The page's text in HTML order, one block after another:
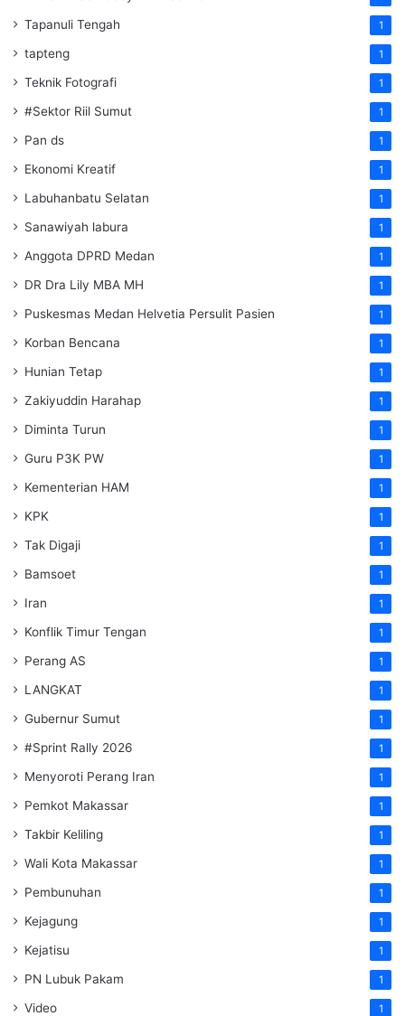
Tapanuli Tengah 1
tapteng 1
Teknik Fotografi 1
#Sektor Riil Sumut 1
Pan ds 1
Ekonomi Kreatif 1
Labuhanbatu Selatan 1
Sanawiyah labura 1
Anggota DPRD Medan 1
DR Dra Lily MBA MH 1
Puskesmas Medan Helvetia Persulit Pasien 1
Korban Bencana 1
Hunian Tetap 1
Zakiyuddin Harahap 1
Diminta Turun 1
Guru P3K PW 1
Kementerian HAM 1
KPK 1
Tak Digaji 1
Bamsoet 1
Iran 1
Konflik Timur Tengan 1
Perang AS 1
LANGKAT 1
Gubernur Sumut 1
#Sprint Rally 2026 1
Menyoroti Perang Iran 1
Pemkot Makassar 1
Takbir Keliling 1
Wali Kota Makassar 1
Pembunuhan 1
Kejagung 1
Kejatisu 1
PN Lubuk Pakam 1
Video 1